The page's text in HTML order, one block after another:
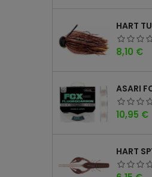
Precio
8,10 €
Precio
10,95 €